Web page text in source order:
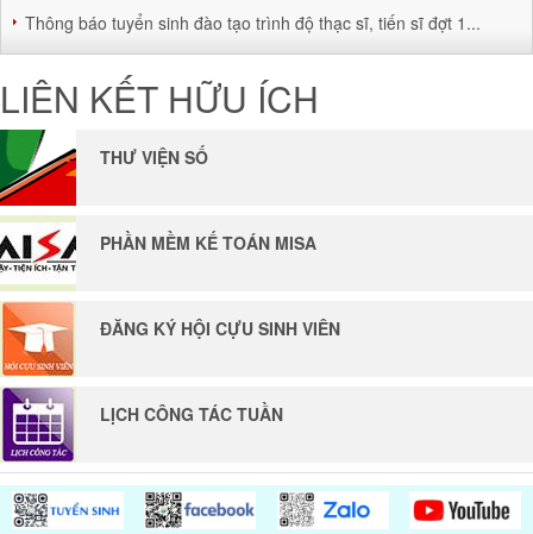
Thông báo tuyển sinh đào tạo trình độ thạc sĩ, tiến sĩ đợt 1...
LIÊN KẾT HỮU ÍCH
THƯ VIỆN SỐ
PHẦN MỀM KẾ TOÁN MISA
ĐĂNG KÝ HỘI CỰU SINH VIÊN
LỊCH CÔNG TÁC TUẦN